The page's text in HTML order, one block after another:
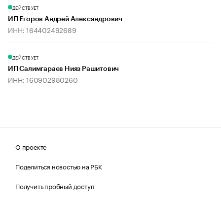
ДЕЙСТВУЕТ
ИП Егоров Андрей Александрович
ИНН: 164402492689
ДЕЙСТВУЕТ
ИП Салимгараев Нияз Рашитович
ИНН: 160902980260
О проекте
Поделиться новостью на РБК
Получить пробный доступ